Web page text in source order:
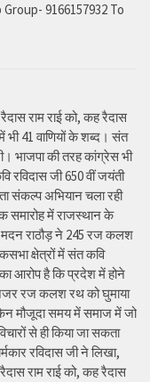
9166157932 To
राम राई को, कह रैदास
भी 41 वाणियों के शब्द। संत
भाजपा की तरह कांग्रेस भी
जी 650 वीं जयंती
संकल्प अभियान चला रही
समारोह में राजस्थान के
मदन राठौड़ ने 245 रज कलश
क्षेत्रों में संत कवि
आरोप है कि प्रदेश में होने
रज कलश रथ को घुमाया
मौजूदा समय में समाज में जो
से ही किया जा सकता
रविदास जी ने लिखा,
राम राई को, कह रैदास